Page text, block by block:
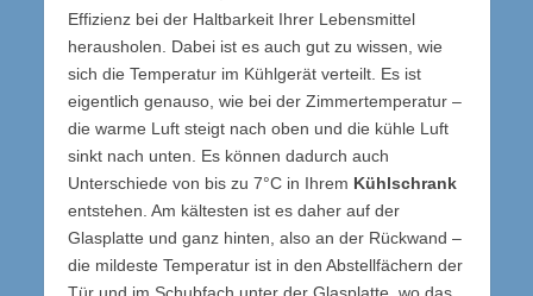
Effizienz bei der Haltbarkeit Ihrer Lebensmittel
herausholen. Dabei ist es auch gut zu wissen, wie
sich die Temperatur im Kühlgerät verteilt. Es ist
eigentlich genauso, wie bei der Zimmertemperatur –
die warme Luft steigt nach oben und die kühle Luft
sinkt nach unten. Es können dadurch auch
Unterschiede von bis zu 7°C in Ihrem Kühlschrank
entstehen. Am kältesten ist es daher auf der
Glasplatte und ganz hinten, also an der Rückwand –
die mildeste Temperatur ist in den Abstellfächern der
Tür und im Schubfach unter der Glasplatte, wo das